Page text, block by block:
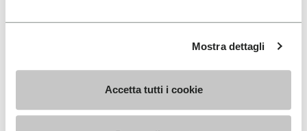
Mostra dettagli
Accetta tutti i cookie
-40% -40%
Add to wishlist
Add to wishlist Groundsplay